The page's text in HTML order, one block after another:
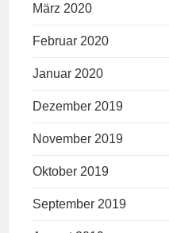
März 2020
Februar 2020
Januar 2020
Dezember 2019
November 2019
Oktober 2019
September 2019